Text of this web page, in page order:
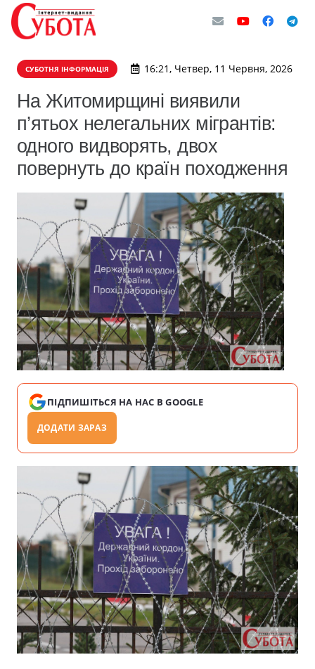
СУБОТНЯ ІНФОРМАЦІЯ 16:21, Четвер, 11 Червня, 2026
На Житомирщині виявили
п’ятьох нелегальних мігрантів:
одного видворять, двох
повернуть до країн походження
ПІДПИШІТЬСЯ НА НАС В GOOGLE
ДОДАТИ ЗАРАЗ